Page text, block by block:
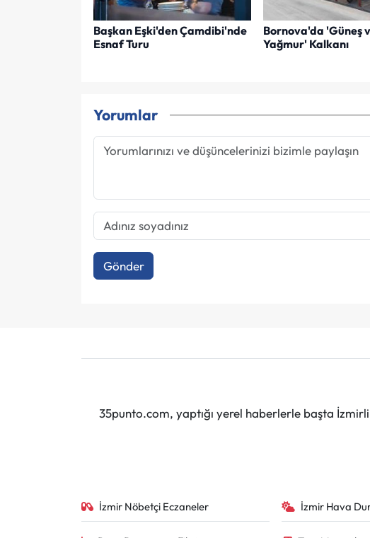
Başkan Eşki'den Çamdibi'nde
Esnaf Turu
Bornova'da 'Güneş
Yağmur' Kalkanı
Yorumlar
Gönder
35punto.com, yaptığı yerel haberlerle başta
İzmir Nöbetçi Eczaneler İzmir Hava